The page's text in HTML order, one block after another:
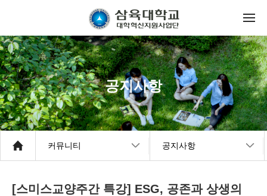
공지사항
커뮤니티 공지사항
[스미스교양주간 특강] ESG, 공존과 상생의